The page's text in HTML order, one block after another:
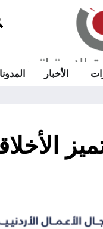
الأخبار